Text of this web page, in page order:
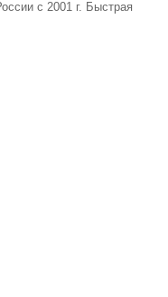
с 2001 г. Быстрая